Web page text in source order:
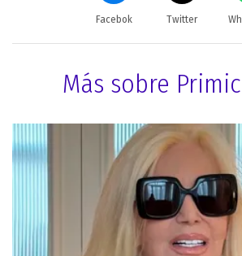
Facebok Twitter
Más sobre